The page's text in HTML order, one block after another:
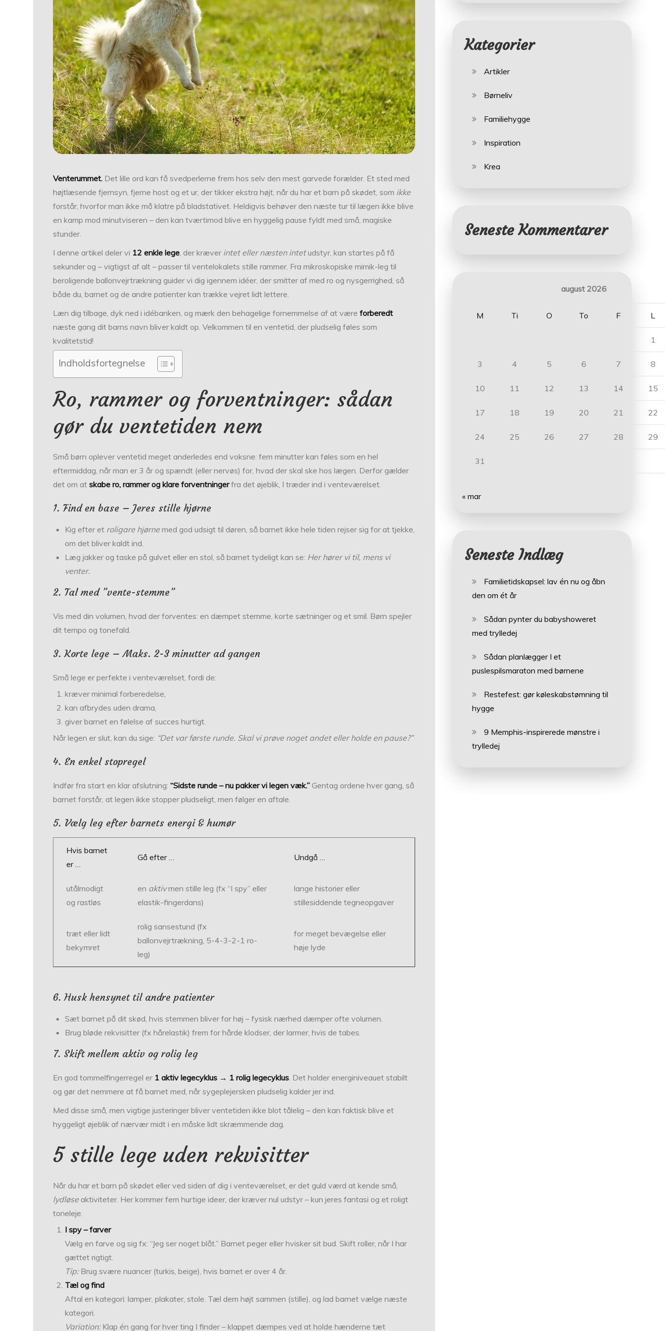
Venterummet. Det lille ord kan få svedperlerne frem hos selv den mest garvede forælder. Et sted med
højtlæsende fjernsyn, fjerne host og et ur, der tikker ekstra højt, når du har et barn på skødet, som ikke
forstår, hvorfor man ikke må klatre på bladstativet. Heldigvis behøver den næste tur til lægen ikke blive
en kamp mod minut­viseren – den kan tværtimod blive en hyggelig pause fyldt med små, magiske
stunder.
I denne artikel deler vi 12 enkle lege , der kræver intet eller næsten intetudstyr, kan startes på få
sekunder og – vigtigst af alt – passer til ventelokalets stille rammer. Fra mikroskopiske mimik-leg til
beroligende ballon­vejrtrækning guider vi dig igennem idéer, der smitter af med ro og nysgerrighed, så
både du, barnet og de andre patienter kan trække vejret lidt lettere.
Læn dig tilbage, dyk ned i idébanken, og mærk den behagelige fornemmelse af at væreforberedt
næste gang dit barns navn bliver kaldt op. Velkommen til en ventetid, der pludselig føles som
kvalitetstid!
Indholdsfortegnelse
Ro, rammer og forventninger: sådan
gør du ventetiden nem
Små børn oplever ventetid meget anderledes end voksne: fem minutter kan føles som en hel
eftermiddag, når man er 3 år og spændt (eller nervøs) for, hvad der skal ske hos lægen. Derfor gælder
det om atskabe ro, rammer og klare forventningerfra det øjeblik, I træder ind i venteværelset.
1. Find en base – Jeres stille hjørne
Kig efter et roligare hjørnemed god udsigt til døren, så barnet ikke hele tiden rejser sig for at tjekke,
om det bliver kaldt ind.
Læg jakker og taske på gulvet eller en stol, så barnet tydeligt kan se: Her hører vi til, mens vi
venter.
2. Tal med ”vente-stemme”
Vis med din volumen, hvad der forventes: en dæmpet stemme, korte sætninger og et smil. Børn spejler
dit tempo og tonefald.
3. Korte lege – Maks. 2-3 minutter ad gangen
Små lege er perfekte i venteværelset, fordi de:
kræver minimal forberedelse,
kan afbrydes uden drama,
giver barnet en følelse af succes hurtigt.
Når legen er slut, kan du sige: “Det var første runde. Skal vi prøve noget andet eller holde en pause?”
4. En enkel stopregel
Indfør fra start en klar afslutning:“Sidste runde – nu pakker vi legen væk.” Gentag ordene hver gang, så
barnet forstår, at legen ikke stopper pludseligt, men følger en aftale.
5. Vælg leg efter barnets energi & humør
Hvis barnet
er …
Gå efter … Undgå …
utålmodigt
og rastløs
en aktivmen stille leg (fx “I spy” eller
elastik-fingerdans)
lange historier eller
stillesiddende tegneopgaver
træt eller lidt
bekymret
rolig sansestund (fx
ballonvejrtrækning, 5-4-3-2-1 ro-
leg)
for meget bevægelse eller
høje lyde
6. Husk hensynet til andre patienter
Sæt barnet på dit skød, hvis stemmen bliver for høj – fysisk nærhed dæmper ofte volumen.
Brug bløde rekvisitter (fx hårelastik) frem for hårde klodser, der larmer, hvis de tabes.
7. Skift mellem aktiv og rolig leg
En god tommelfingerregel er 1 aktiv legecyklus → 1 rolig legecyklus . Det holder energiniveauet stabilt
og gør det nemmere at få barnet med, når sygeplejersken pludselig kalder jer ind.
Med disse små, men vigtige justeringer bliver ventetiden ikke blot tålelig – den kan faktisk blive et
hyggeligt øjeblik af nærvær midt i en måske lidt skræmmende dag.
5 stille lege uden rekvisitter
Når du har et barn på skødet eller ved siden af dig i venteværelset, er det guld værd at kende små,
lydløseaktiviteter. Her kommer fem hurtige ideer, der kræver nul udstyr – kun jeres fantasi og et roligt
toneleje.
I spy – farver
Vælg en farve og sig fx: “Jeg ser noget blåt.” Barnet peger eller hvisker sit bud. Skift roller, når I har
gættet rigtigt.
Tip:Brug svære nuancer (turkis, beige), hvis barnet er over 4 år.
Tæl og find
Aftal en kategori: lamper, plakater, stole. Tæl dem højt sammen (stille), og lad barnet vælge næste
kategori.
Variation:Klap én gang for hver ting I finder – klappet dæmpes ved at holde hænderne tæt
Kategorier
Artikler
Børneliv
Familiehygge
Inspiration
Krea
Seneste Kommentarer
august 2026
M Ti O To F L
1
3 4 5 6 7 8
10 11 12 13 14 15
17 18 19 20 21 22
24 25 26 27 28 29
31
« mar
Seneste Indlæg
Familietidskapsel: lav én nu og åbn
den om ét år
Sådan pynter du babyshoweret
med trylledej
Sådan planlægger I et
puslespilsmaraton med børnene
Restefest: gør køleskabstømning til
hygge
9 Memphis-inspirerede mønstre i
trylledej